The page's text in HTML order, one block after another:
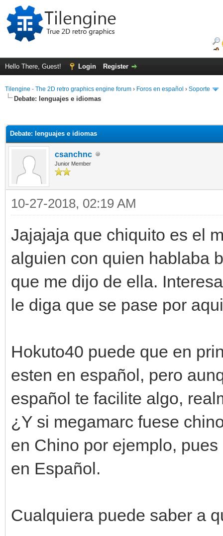
Hello There, Guest! Login Register
Tilengine - The 2D retro graphics engine forum › Foros en español › Soporte
Debate: lenguajes e idiomas
Debate: lenguajes e idiomas
csanchnc
Junior Member
10-27-2018, 02:19 AM
Jajajaja que chiquito es el
alguien con quien hablaba
que me dijo de ella.
le diga que se pase por
Hokuto40 puede que en
esten en español, pero
español te facilite algo,
¿Y si megamarc fuese
en Chino por ejemplo,
en Español.
Cualquiera puede saber a